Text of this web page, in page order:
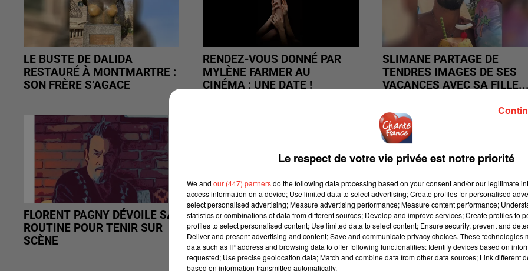
LE BUSTE DE DALIDA
RESTAURÉ À MONTMARTRE :
SON FRÈRE S’AGACE
RENDEZ-VOUS DONNÉ PAR
MYLÈNE FARMER AU
CINÉMA : UNE DATE !
SLIMANE PARTAGE DE
TENDRES IMAGES DE SES
VACANCES AVEC SA
FLORENT PAGNY DÉVOILE SA
ROUTINE POUR TENIR SUR
SCÈNE
ZAZIE PORTE PLAINTE
APRÈS LA DIFFUSION D'UNE
FAUSSE INFORMATION
JULIE PIETRI CONFIE SA
CARRIÈRE À SA FILLE
Le respect de votre vie privée est notre priorité
We and our (447) partnersdo the following data processing based on your consent and/or our legitimate
access information on a device; Use limited data to select advertising; Create profiles for personalised
select personalised advertising; Measure advertising performance; Measure content performance;
statistics or combinations of data from different sources; Develop and improve services; Create profiles to
profiles to select personalised content; Use limited data to select content; Ensure security, prevent and
Deliver and present advertising and content; Save and communicate privacy choices. These technologies
data such as IP address and browsing data to offer following functionalities: Identify devices based on
requested; Use precise geolocation data; Match and combine data from other data sources; Link different
based on information transmitted automatically.